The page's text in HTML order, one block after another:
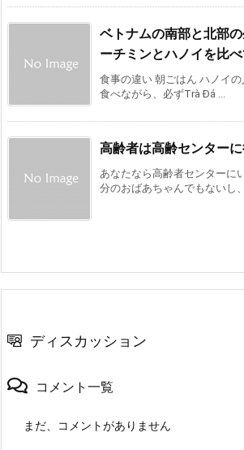
ベトナムの南部と北部
ーチミンとハノイを比
食事の違い 朝ごはん ハノイ
食べながら、必ずTrà Đá ...
高齢者は高齢センター
あなたなら高齢者センターに
分のおばあちゃんでもないし
ディスカッション
コメント一覧
まだ、コメントがありません